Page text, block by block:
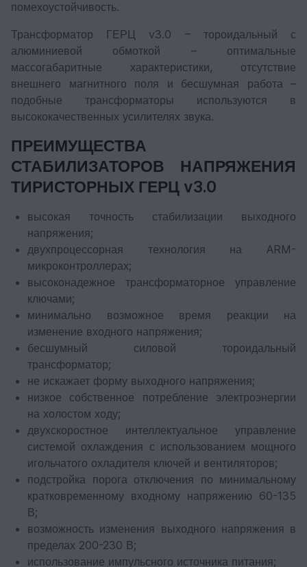
помехоустойчивость.
Трансформатор ГЕРЦ v3.0 – тороидальный с
алюминиевой обмоткой – оптимальные
массогабаритные характеристики, отсутствие
внешнего магнитного поля и бесшумная работа –
подобные трансформаторы используются в
высококачественных усилителях звука.
ПРЕИМУЩЕСТВА
СТАБИЛИЗАТОРОВ НАПРЯЖЕНИЯ
ТИРИСТОРНЫХ ГЕРЦ v3.0
высокая точность стабилизации выходного
напряжения;
двухпроцессорная технология на ARM-
микроконтроллерах;
высоконадежное трансформаторное управление
ключами;
минимально возможное время реакции на
изменение входного напряжения;
бесшумный силовой тороидальный
трансформатор;
не искажает форму выходного напряжения;
низкое собственное потребление электроэнергии
на холостом ходу;
двухскоростное интеллектуальное управление
системой охлаждения с использованием мощного
игольчатого охладителя ключей и вентиляторов;
подстройка порога отключения по минимальному
кратковременному входному напряжению 60-135
В;
возможность изменения выходного напряжения в
пределах 200-230 В;
использование импульсного источника питания;